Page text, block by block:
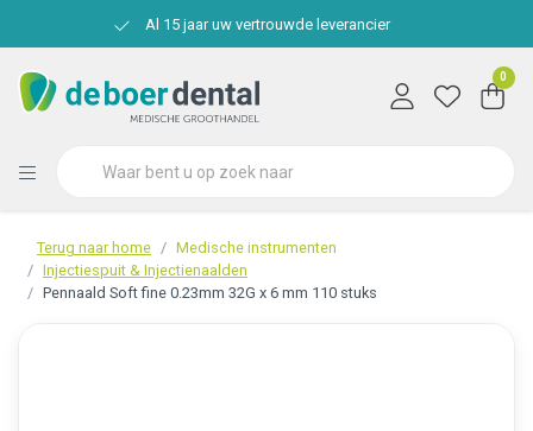
Al 15 jaar uw vertrouwde leverancier
0
Terug naar home
Medische instrumenten
Injectiespuit & Injectienaalden
Pennaald Soft fine 0.23mm 32G x 6 mm 110 stuks